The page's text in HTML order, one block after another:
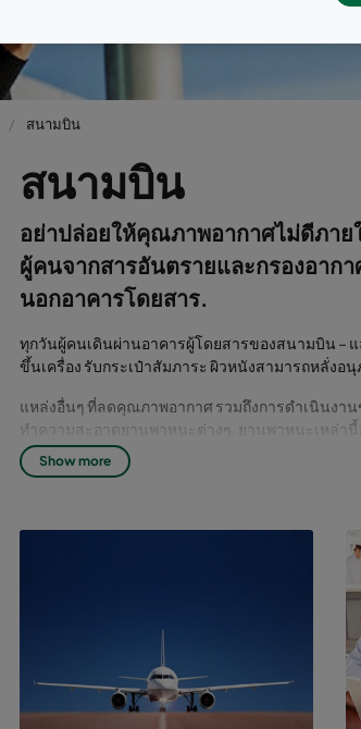
สนามบิน
สนามบิน
อย่าปล่อยให้คุณภาพอากาศไม่ดีภา
ผู้คนจากสารอันตรายและกรองอาก
นอกอาคารโดยสาร.
ทุกวันผู้คนเดินผ่านอาคารผู้โดยสารของสนามบิน – แ
ขึ้นเครื่อง รับกระเป๋าสัมภาระ ผิวหนังสามารถหลั่งอ
แหล่งอื่นๆ ที่ลดคุณภาพอากาศ รวมถึงการดำเนินงา
ทำความสะอาดยานพาหนะต่างๆ. ยานพาหนะเหล่า
แและทำงานใกล้กับประตูเป็นผลให้มีผลก่อให้เกิดมล
เพียงแต่ทำให้เกิดกลิ่นที่ไม่พึงประสงค์เท่านั้น แต่ยังมี
ประโยชน์ของโซลูชั่น
โซลูชั่นการกรองอากาศคุณภาพสูงในสนามบินจาก
ในระดับโมเลกุล ด้วยวิธีการของเราสามารถกรอง
และช่วยกำจัดการแพร่เชื้อตั้งแต่โรคไข้หวัดธรรมด
ผลิตภัณฑ์ของเราสอดคล้องกับมาตราฐานสิ่งแวดล้อ
Show more